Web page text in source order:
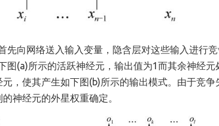
先向网络送入输入变量，隐含层对这些输入进行
图(a)所示的活跃神经元，输出值为1而其余神经元
，使其产生如下图(b)所示的输出模式。由于竞争
神经元的外星权重确定。